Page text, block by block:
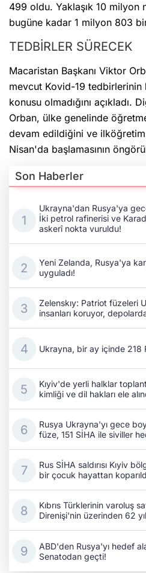
499 oldu. Yaklaşık 10 milyon
bugüne kadar 1 milyon 803
TEDBİRLER SÜRECEK
Macaristan Başkanı Viktor
mevcut Kovid-19 tedbirlerinin
konusu olmadığını açıkladı.
Orban, ülke genelinde
devam edildiğini ve
Nisan'da başlamasının
Son Haberler
Ukrayna'dan Rusya'ya
İki petrol rafinerisi ve
askerî nokta vuruldu!
Yeni Zelanda, Rusya'ya
uyguladı!
Zelenskıy: Patriot füzeleri
insanları koruyor,
Ukrayna, bir ay içinde 218
Kıyiv'de yerli halklar
kimliği ve dil hakları ele
Rusya Ukrayna'yı gece
füze, 151 SİHA ile siviller
Rus SİHA saldırısı Kıyiv
bir çocuk hayattan
Kıbrıs Türklerinin varoluş
Direnişi'nin üzerinden 62
ABD'den Rusya'yı hedef
Senatodan geçti!